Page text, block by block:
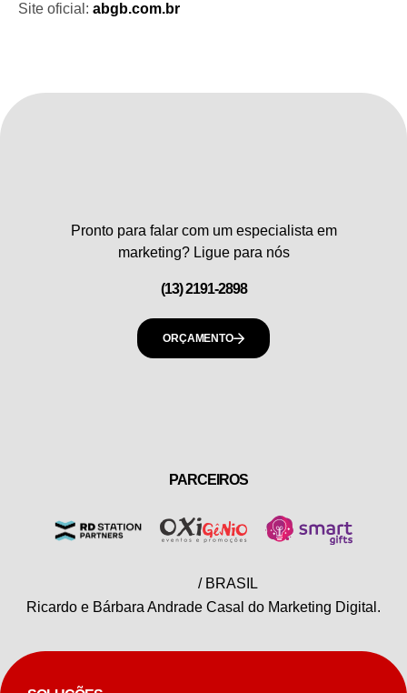
Site oficial: abgb.com.br
Pronto para falar com um especialista em
marketing? Ligue para nós
(13) 2191-2898
ORÇAMENTO
PARCEIROS
/ BRASIL
Ricardo e Bárbara Andrade Casal do Marketing Digital.